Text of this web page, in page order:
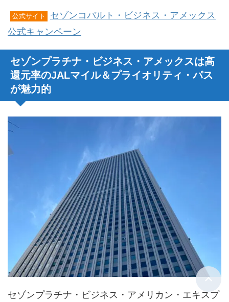
公式サイト
セゾンコバルト・ビジネス・アメックス
公式キャンペーン
セゾンプラチナ・ビジネス・アメックスは高
還元率のJALマイル＆プライオリティ・パス
が魅力的
セゾンプラチナ・ビジネス・アメリカン・エキスプ